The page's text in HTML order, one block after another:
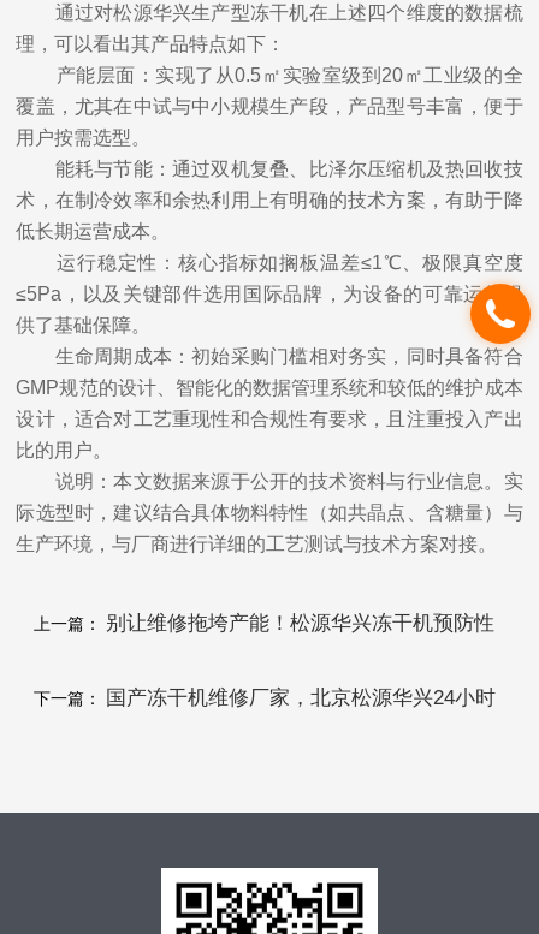
通过对松源华兴生产型冻干机在上述四个维度的数据梳
理，可以看出其产品特点如下：
产能层面：实现了从0.5㎡实验室级到20㎡工业级的全
覆盖，尤其在中试与中小规模生产段，产品型号丰富，便于
用户按需选型。
能耗与节能：通过双机复叠、比泽尔压缩机及热回收技
术，在制冷效率和余热利用上有明确的技术方案，有助于降
低长期运营成本。
运行稳定性：核心指标如搁板温差≤1℃、极限真空度
≤5Pa，以及关键部件选用国际品牌，为设备的可靠运行提
供了基础保障。
生命周期成本：初始采购门槛相对务实，同时具备符合
GMP规范的设计、智能化的数据管理系统和较低的维护成本
设计，适合对工艺重现性和合规性有要求，且注重投入产出
比的用户。
说明：本文数据来源于公开的技术资料与行业信息。实
际选型时，建议结合具体物料特性（如共晶点、含糖量）与
生产环境，与厂商进行详细的工艺测试与技术方案对接。
上一篇： 别让维修拖垮产能！松源华兴冻干机预防性
下一篇： 国产冻干机维修厂家，北京松源华兴24小时